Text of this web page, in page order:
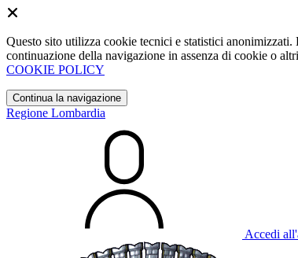
Questo sito utilizza cookie tecnici e statistici
continuazione della navigazione in assenza di cookie o
COOKIE POLICY
Continua la navigazione
Regione Lombardia
Accedi